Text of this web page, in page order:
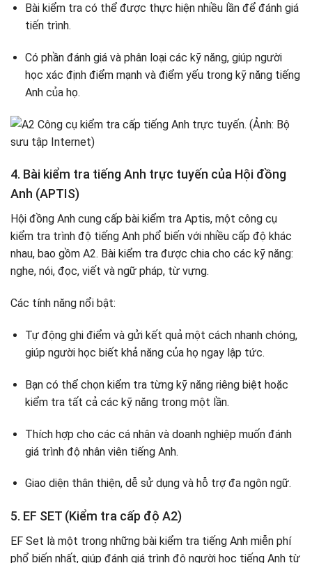
Bài kiểm tra có thể được thực hiện nhiều lần để đánh giá
tiến trình.
Có phần đánh giá và phân loại các kỹ năng, giúp người
học xác định điểm mạnh và điểm yếu trong kỹ năng tiếng
Anh của họ.
4. Bài kiểm tra tiếng Anh trực tuyến của Hội đồng
Anh (APTIS)
Hội đồng Anh cung cấp bài kiểm tra Aptis, một công cụ
kiểm tra trình độ tiếng Anh phổ biến với nhiều cấp độ khác
nhau, bao gồm A2. Bài kiểm tra được chia cho các kỹ năng:
nghe, nói, đọc, viết và ngữ pháp, từ vựng.
Các tính năng nổi bật:
Tự động ghi điểm và gửi kết quả một cách nhanh chóng,
giúp người học biết khả năng của họ ngay lập tức.
Bạn có thể chọn kiểm tra từng kỹ năng riêng biệt hoặc
kiểm tra tất cả các kỹ năng trong một lần.
Thích hợp cho các cá nhân và doanh nghiệp muốn đánh
giá trình độ nhân viên tiếng Anh.
Giao diện thân thiện, dễ sử dụng và hỗ trợ đa ngôn ngữ.
5. EF SET (Kiểm tra cấp độ A2)
EF Set là một trong những bài kiểm tra tiếng Anh miễn phí
phổ biến nhất, giúp đánh giá trình độ người học tiếng Anh từ